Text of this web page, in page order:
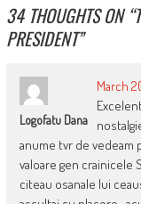
34 THOUGHTS ON “
PRESIDENT”
Logofatu Dana
March
anume tvr de vedeam
valoare gen crainicele
citeau osanale lui